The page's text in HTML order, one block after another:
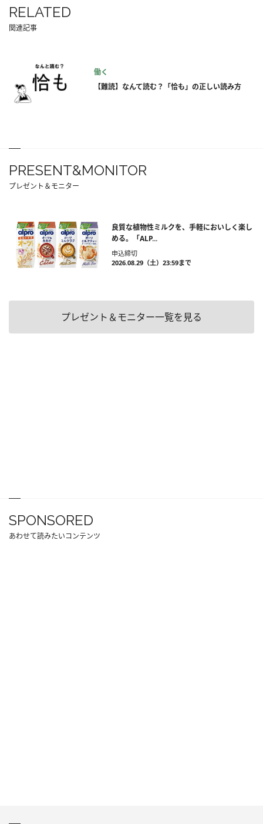
RELATED
関連記事
働く
【難読】なんて読む？「恰も」の正しい読み方
PRESENT&MONITOR
プレゼント＆モニター
良質な植物性ミルクを、手軽においしく楽し
める。「ALP...
申込締切
2026.08.29（土）23:59まで
プレゼント＆モニター一覧を見る
SPONSORED
あわせて読みたいコンテンツ